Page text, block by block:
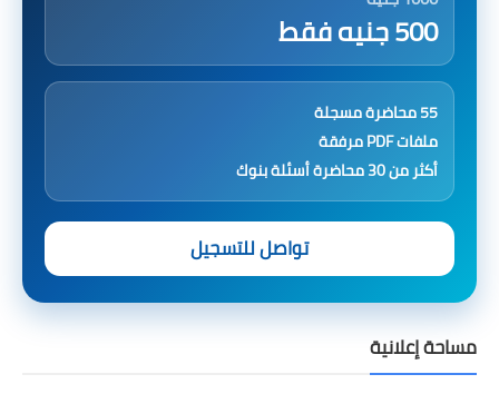
500 جنيه فقط
55 محاضرة مسجلة
ملفات PDF مرفقة
أكثر من 30 محاضرة أسئلة بنوك
تواصل للتسجيل
مساحة إعلانية